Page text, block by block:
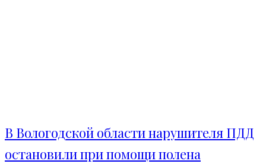
В Вологодской области нарушителя ПДД
остановили при помощи полена